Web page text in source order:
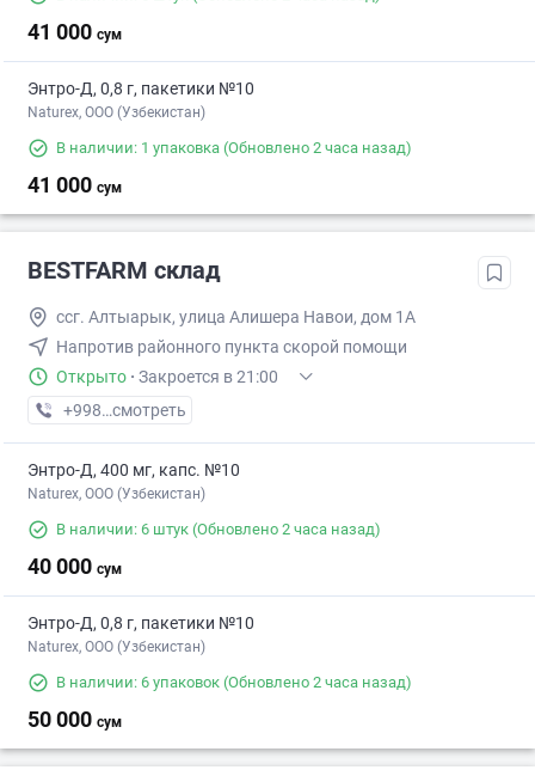
41 000 сум
Энтро-Д, 0,8 г, пакетики №10
Naturex, OOO (Узбекистан)
В наличии: 1 упаковка (Обновлено 2 часа назад)
41 000 сум
BESTFARM склад
ссг. Алтыарык, улица Алишера Навои, дом 1А
Напротив районного пункта скорой помощи
Открыто · Закроется в 21:00
+998 (91) XXX-XX-XX
смотреть
Энтро-Д, 400 мг, капс. №10
Naturex, OOO (Узбекистан)
В наличии: 6 штук (Обновлено 2 часа назад)
40 000 сум
Энтро-Д, 0,8 г, пакетики №10
Naturex, OOO (Узбекистан)
В наличии: 6 упаковок (Обновлено 2 часа назад)
50 000 сум